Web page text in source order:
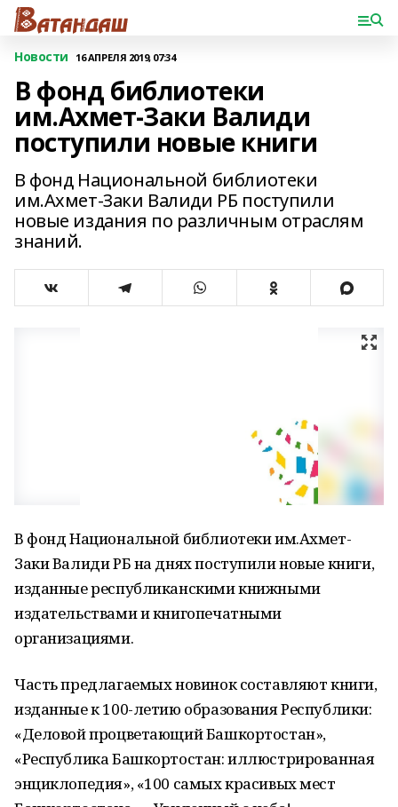
Новости 16 АПРЕЛЯ 2019, 07:34
В фонд библиотеки
им.Ахмет-Заки Валиди
поступили новые книги
В фонд Национальной библиотеки
им.Ахмет-Заки Валиди РБ поступили
новые издания по различным отраслям
знаний.
В фонд Национальной библиотеки им.Ахмет-
Заки Валиди РБ на днях поступили новые книги,
изданные республиканскими книжными
издательствами и книгопечатными
организациями.
Часть предлагаемых новинок составляют книги,
изданные к 100-летию образования Республики:
«Деловой процветающий Башкортостан»,
«Республика Башкортостан: иллюстрированная
энциклопедия», «100 самых красивых мест